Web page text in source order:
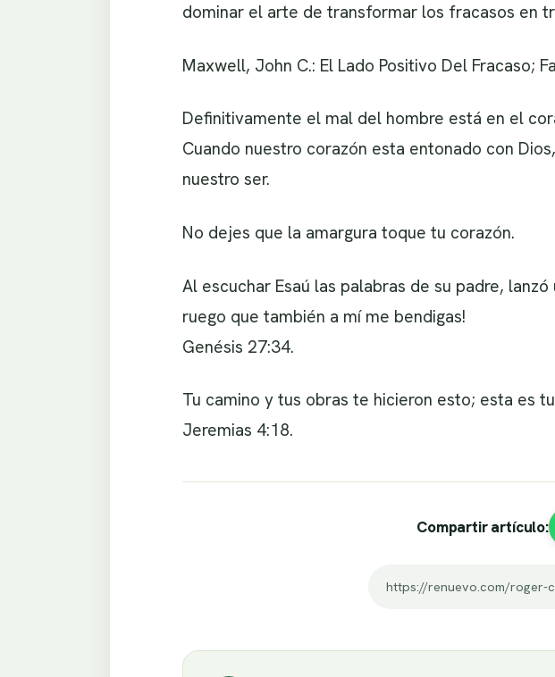
dominar el arte de transformar los fracasos en
Maxwell, John C.: El Lado Positivo Del Fracaso;
Definitivamente el mal del hombre está en el
Cuando nuestro corazón esta entonado con
nuestro ser.
No dejes que la amargura toque tu corazón.
Al escuchar Esaú las palabras de su padre,
ruego que también a mí me bendigas!
Genésis 27:34.
Tu camino y tus obras te hicieron esto; esta es
Jeremias 4:18.
Compartir artículo:
https://renuevo.com/roger-